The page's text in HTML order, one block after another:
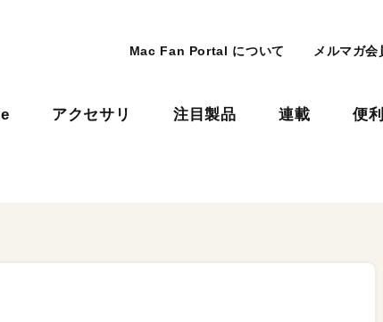
Mac Fan Portal について メルマガ会
アクセサリ 注目製品 連載 便